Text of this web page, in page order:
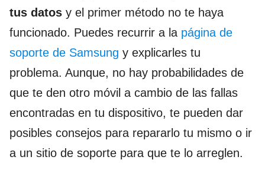
tus datos y el primer método no te haya
funcionado. Puedes recurrir a lapágina de
soporte de Samsung y explicarles tu
problema. Aunque, no hay probabilidades de
que te den otro móvil a cambio de las fallas
encontradas en tu dispositivo, te pueden dar
posibles consejos para repararlo tu mismo o ir
a un sitio de soporte para que te lo arreglen.